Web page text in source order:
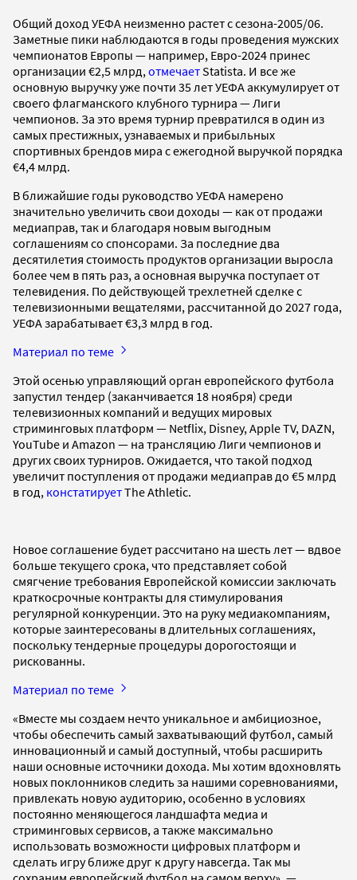
Общий доход УЕФА неизменно растет с сезона-2005/06.
Заметные пики наблюдаются в годы проведения мужских
чемпионатов Европы — например, Евро-2024 принес
организации €2,5 млрд, отмечаетStatista. И все же
основную выручку уже почти 35 лет УЕФА аккумулирует от
своего флагманского клубного турнира — Лиги
чемпионов. За это время турнир превратился в один из
самых престижных, узнаваемых и прибыльных
спортивных брендов мира с ежегодной выручкой порядка
€4,4 млрд.
В ближайшие годы руководство УЕФА намерено
значительно увеличить свои доходы — как от продажи
медиаправ, так и благодаря новым выгодным
соглашениям со спонсорами. За последние два
десятилетия стоимость продуктов организации выросла
более чем в пять раз, а основная выручка поступает от
телевидения. По действующей трехлетней сделке с
телевизионными вещателями, рассчитанной до 2027 года,
УЕФА зарабатывает €3,3 млрд в год.
Материал по теме
Этой осенью управляющий орган европейского футбола
запустил тендер (заканчивается 18 ноября) среди
телевизионных компаний и ведущих мировых
стриминговых платформ — Netflix, Disney, Apple TV, DAZN,
YouTube и Amazon — на трансляцию Лиги чемпионов и
других своих турниров. Ожидается, что такой подход
увеличит поступления от продажи медиаправ до €5 млрд
в год, констатируетThe Athletic.
Новое соглашение будет рассчитано на шесть лет — вдвое
больше текущего срока, что представляет собой
смягчение требования Европейской комиссии заключать
краткосрочные контракты для стимулирования
регулярной конкуренции. Это на руку медиакомпаниям,
которые заинтересованы в длительных соглашениях,
поскольку тендерные процедуры дорогостоящи и
рискованны.
Материал по теме
«Вместе мы создаем нечто уникальное и амбициозное,
чтобы обеспечить самый захватывающий футбол, самый
инновационный и самый доступный, чтобы расширить
наши основные источники дохода. Мы хотим вдохновлять
новых поклонников следить за нашими соревнованиями,
привлекать новую аудиторию, особенно в условиях
постоянно меняющегося ландшафта медиа и
стриминговых сервисов, а также максимально
использовать возможности цифровых платформ и
сделать игру ближе друг к другу навсегда. Так мы